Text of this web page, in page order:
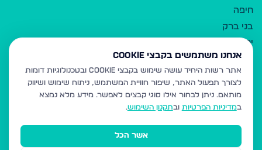
חיפה
בני ברק
ירושלים
אלעד
גבעת זאב
בית שמש
רכסים
מודיעין עילית
אנחנו משתמשים בקבצי Cookie
אתר רשות היחיד עושה שימוש בקבצי Cookie ובטכנולוגיות דומות
לצורך תפעול האתר, שיפור חוויית המשתמש, ניתוח שימוש ושיווק
מותאם. ניתן לבחור אילו סוגי קבצים לאפשר. מידע מלא נמצא
במדיניות הפרטיות ובתקנון השימוש.
אשר הכל